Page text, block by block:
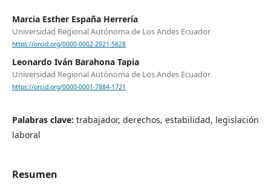
Marcia Esther España Herrería
Universidad Regional Autónoma de Los Andes Ecuador
https://orcid.org/0000-0002-2921-5828
Leonardo Iván Barahona Tapia
Universidad Regional Autónoma de Los Andes Ecuador
https://orcid.org/0000-0001-7884-1721
Palabras clave: trabajador, derechos, estabilidad, legislación
laboral
Resumen